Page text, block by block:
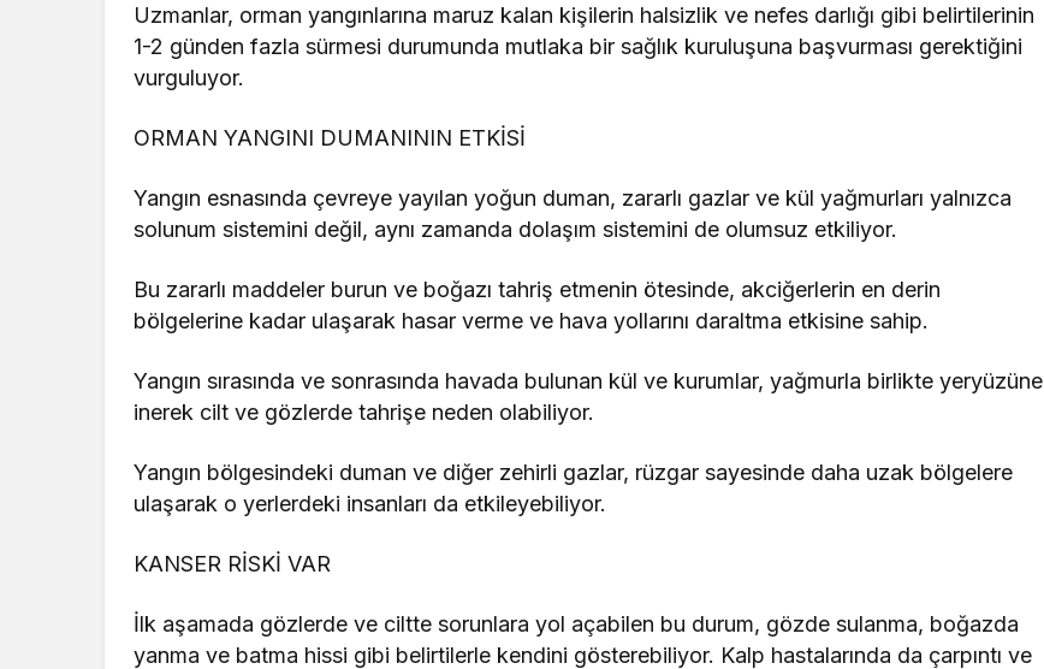
Uzmanlar, orman yangınlarına maruz kalan kişilerin halsizlik ve nefes darlığı gibi belirtilerinin
1-2 günden fazla sürmesi durumunda mutlaka bir sağlık kuruluşuna başvurması gerektiğini
vurguluyor.
ORMAN YANGINI DUMANININ ETKİSİ
Yangın esnasında çevreye yayılan yoğun duman, zararlı gazlar ve kül yağmurları yalnızca
solunum sistemini değil, aynı zamanda dolaşım sistemini de olumsuz etkiliyor.
Bu zararlı maddeler burun ve boğazı tahriş etmenin ötesinde, akciğerlerin en derin
bölgelerine kadar ulaşarak hasar verme ve hava yollarını daraltma etkisine sahip.
Yangın sırasında ve sonrasında havada bulunan kül ve kurumlar, yağmurla birlikte yeryüzüne
inerek cilt ve gözlerde tahrişe neden olabiliyor.
Yangın bölgesindeki duman ve diğer zehirli gazlar, rüzgar sayesinde daha uzak bölgelere
ulaşarak o yerlerdeki insanları da etkileyebiliyor.
KANSER RİSKİ VAR
İlk aşamada gözlerde ve ciltte sorunlara yol açabilen bu durum, gözde sulanma, boğazda
yanma ve batma hissi gibi belirtilerle kendini gösterebiliyor. Kalp hastalarında da çarpıntı ve